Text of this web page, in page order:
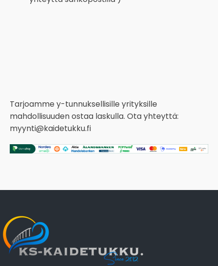
Tarjoamme y-tunnuksellisille yrityksille
mahdollisuuden ostaa laskulla. Ota yhteyttä:
myynti@kaidetukku.fi